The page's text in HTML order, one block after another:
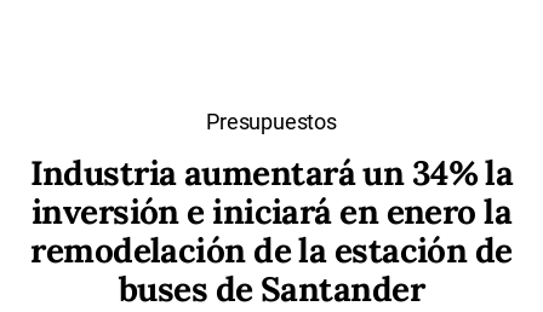
Presupuestos
Industria aumentará un 34% la
inversión e iniciará en enero la
remodelación de la estación de
buses de Santander